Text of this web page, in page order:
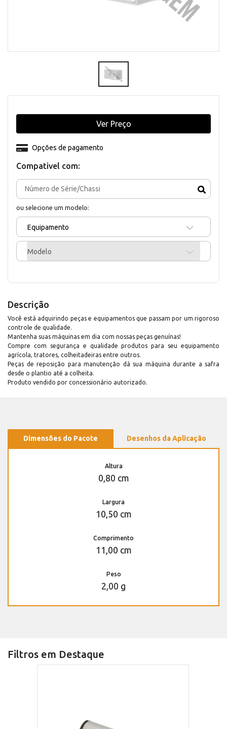
Compativel com:
ou selecione um modelo:
Equipamento
Modelo
Opções de pagamento
Ver Preço
Descrição
Você está adquirindo peças e equipamentos que passam por um rigoroso
controle de qualidade.
Mantenha suas máquinas em dia com nossas peças genuínas!
Compre com segurança e qualidade produtos para seu equipamento
agrícola, tratores, colheitadeiras entre outros.
Peças de reposição para manutenção dá sua máquina durante a safra
desde o plantio até a colheita.
Produto vendido por concessionário autorizado.
Dimensões do Pacote Desenhos da Aplicação
Altura
0,80 cm
Largura
10,50 cm
Comprimento
11,00 cm
Peso
2,00 g
Filtros em Destaque